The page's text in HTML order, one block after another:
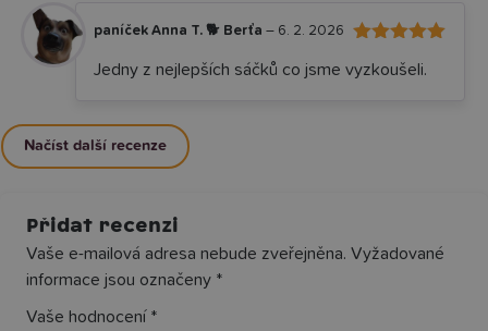
z 5
paníček Anna T. 🐕 Berťa – 6. 2. 2026
Jedny z nejlepších sáčků co jsme vyzkoušeli.
Načíst další recenze
Přidat recenzi
Vaše e-mailová adresa nebude zveřejněna. Vyžadované
informace jsou označeny *
Vaše hodnocení *